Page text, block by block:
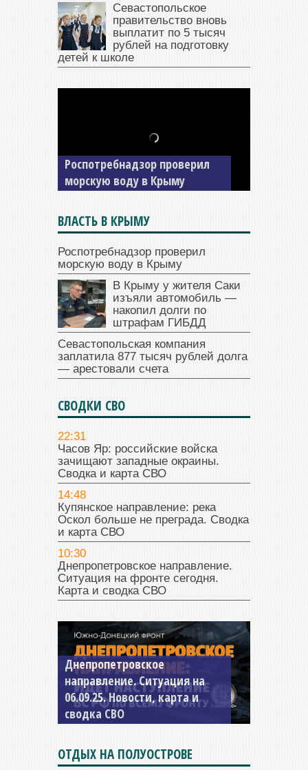
Севастопольское
правительство вновь
выплатит по 5 тысяч
рублей на подготовку
детей к школе
Роспотребнадзор проверил
морскую воду в Крыму
В Крыму у жителя Саки
изъяли автомобиль —
накопил долги по штрафам
ГИБДД
ВЛАСТЬ В КРЫМУ
Роспотребнадзор проверил
морскую воду в Крыму
В Крыму у жителя Саки
изъяли автомобиль —
накопил долги по
штрафам ГИБДД
Севастопольская компания
заплатила 877 тысяч рублей долга
— арестовали счета
СВОДКИ СВО
22:31
Часов Яр: российские войска
зачищают западные окраины.
Сводка и карта СВО
14:48
Купянское направление: река
Оскол больше не преграда. Сводка
и карта СВО
10:30
Днепропетровское направление.
Ситуация на фронте сегодня.
Карта и сводка СВО
Днепропетровское
направление. Ситуация на
06.09.25. Новости, карта и
сводка СВО
Константиновское
направление. Ситуация на
04.09.25 Новости, карта и
сводка СВО
ОТДЫХ НА ПОЛУОСТРОВЕ